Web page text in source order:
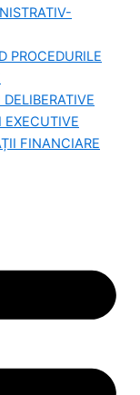
PROCEDURILE
EXECUTIVE
FINANCIARE